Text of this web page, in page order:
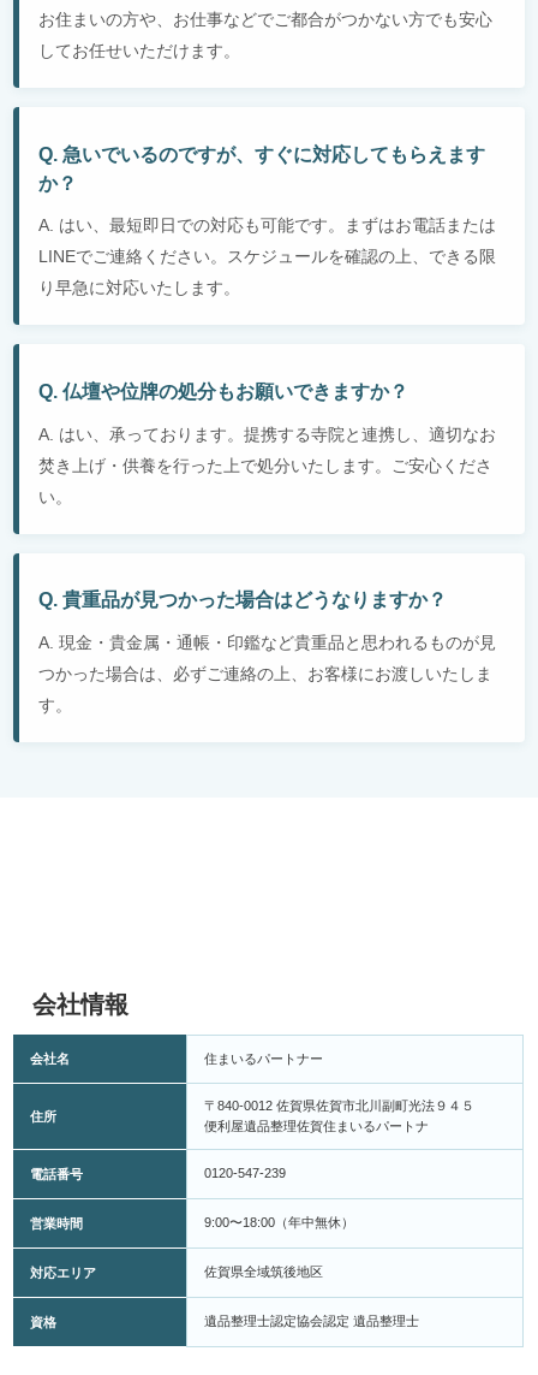
お住まいの方や、お仕事などでご都合がつかない方でも安心
してお任せいただけます。
Q. 急いでいるのですが、すぐに対応してもらえます
か？
A. はい、最短即日での対応も可能です。まずはお電話または
LINEでご連絡ください。スケジュールを確認の上、できる限
り早急に対応いたします。
Q. 仏壇や位牌の処分もお願いできますか？
A. はい、承っております。提携する寺院と連携し、適切なお
焚き上げ・供養を行った上で処分いたします。ご安心くださ
い。
Q. 貴重品が見つかった場合はどうなりますか？
A. 現金・貴金属・通帳・印鑑など貴重品と思われるものが見
つかった場合は、必ずご連絡の上、お客様にお渡しいたしま
す。
会社情報
会社名 住まいるパートナー
住所
〒840-0012 佐賀県佐賀市北川副町光法９４５
便利屋遺品整理佐賀住まいるパートナ
電話番号 0120-547-239
営業時間 9:00〜18:00（年中無休）
対応エリア 佐賀県全域筑後地区
資格 遺品整理士認定協会認定 遺品整理士